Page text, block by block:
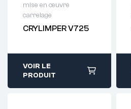
mise en œuvre
carrelage
CRYLIMPER V725
Demande de
93 38
VOIR LE
PRODUIT